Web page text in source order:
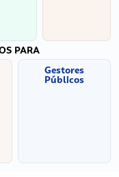
PARA
Gestores
Públicos